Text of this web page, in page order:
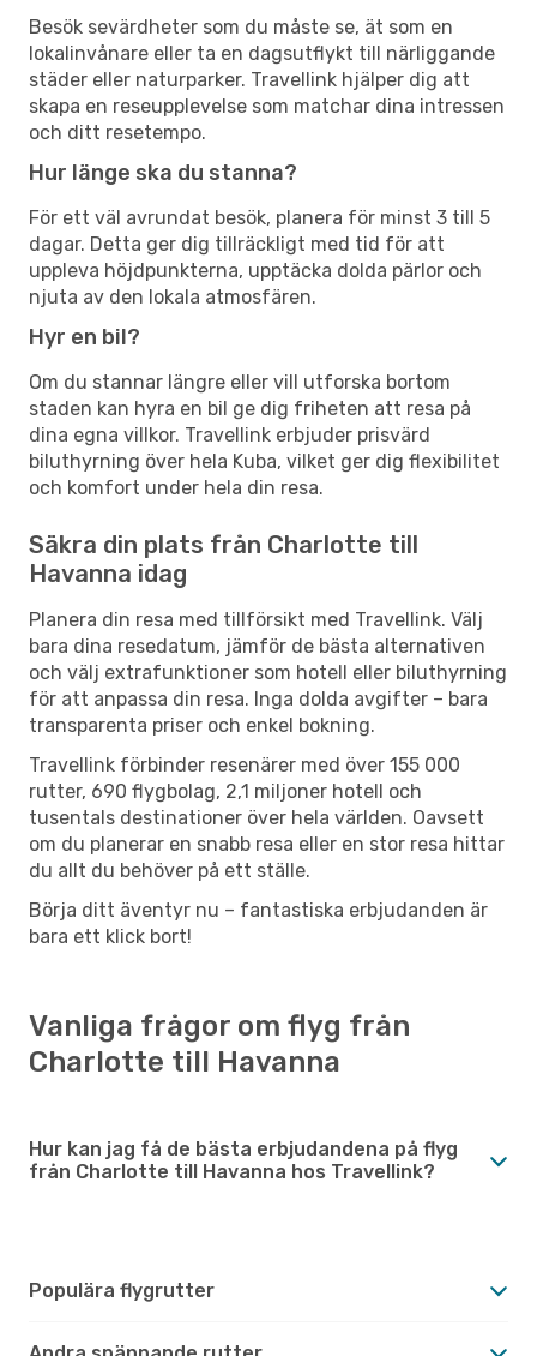
Besök sevärdheter som du måste se, ät som en
lokalinvånare eller ta en dagsutflykt till närliggande
städer eller naturparker. Travellink hjälper dig att
skapa en reseupplevelse som matchar dina intressen
och ditt resetempo.
Hur länge ska du stanna?
För ett väl avrundat besök, planera för minst 3 till 5
dagar. Detta ger dig tillräckligt med tid för att
uppleva höjdpunkterna, upptäcka dolda pärlor och
njuta av den lokala atmosfären.
Hyr en bil?
Om du stannar längre eller vill utforska bortom
staden kan hyra en bil ge dig friheten att resa på
dina egna villkor. Travellink erbjuder prisvärd
biluthyrning över hela Kuba, vilket ger dig flexibilitet
och komfort under hela din resa.
Säkra din plats från Charlotte till
Havanna idag
Planera din resa med tillförsikt med Travellink. Välj
bara dina resedatum, jämför de bästa alternativen
och välj extrafunktioner som hotell eller biluthyrning
för att anpassa din resa. Inga dolda avgifter – bara
transparenta priser och enkel bokning.
Travellink förbinder resenärer med över 155 000
rutter, 690 flygbolag, 2,1 miljoner hotell och
tusentals destinationer över hela världen. Oavsett
om du planerar en snabb resa eller en stor resa hittar
du allt du behöver på ett ställe.
Börja ditt äventyr nu – fantastiska erbjudanden är
bara ett klick bort!
Vanliga frågor om flyg från
Charlotte till Havanna
Hur kan jag få de bästa erbjudandena på flyg
från Charlotte till Havanna hos Travellink?
Populära flygrutter